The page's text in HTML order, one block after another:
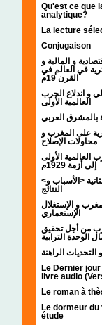
Qu'est ce que
analytique?
La lecture
Conjugaison
و المالية و
في العالم في
القرن 19م
و اندلاع الحرب
العالمية الأولى
بالمشرق العربي
على المغرب و
محاولات الإصلاح
العالمية الأولى
إلى أزمة 1929م
<الحرب العالمية الثانية <الأسباب و
النتائج
و الإستغلال
الإستعماري
من أجل تحقيق
الوحدة الترابية
الراهنة
Le Dernier
livre audio
Le roman à
Le dormeur
étude